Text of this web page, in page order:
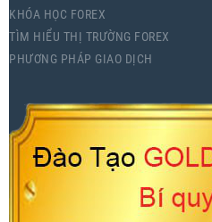
KHÓA HỌC FOREX
TÌM HIỂU THỊ TRƯỜNG FOREX
PHƯƠNG PHÁP GIAO DỊCH